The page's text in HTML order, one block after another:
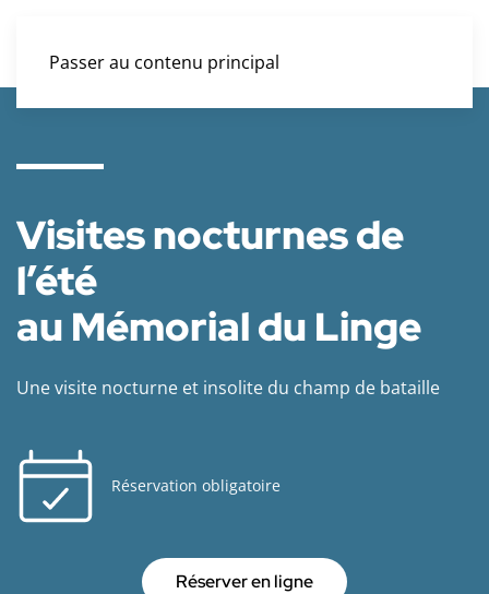
Passer au contenu principal
Visites nocturnes de
l’été
au Mémorial du Linge
Une visite nocturne et insolite du champ de bataille
Réservation obligatoire
Réserver en ligne